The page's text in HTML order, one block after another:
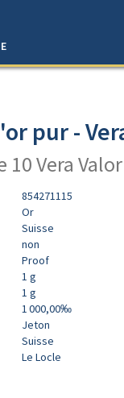
pur -
10 Vera
854271115
Or
Suisse
non
Proof
1 g
1 g
1 000,00‰
Jeton
Suisse
Le Locle